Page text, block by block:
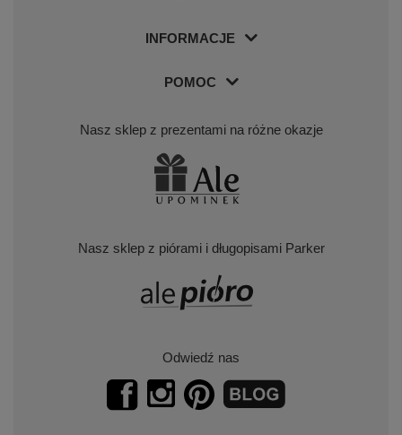
INFORMACJE
POMOC
Nasz sklep z prezentami na różne okazje
Nasz sklep z piórami i długopisami Parker
Odwiedź nas